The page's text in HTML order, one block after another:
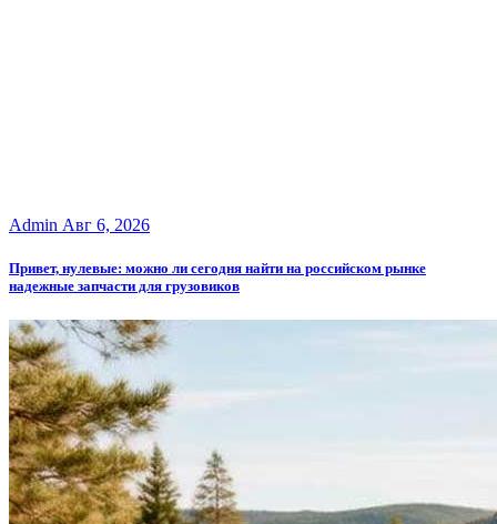
Admin Авг 6, 2026
Привет, нулевые: можно ли сегодня найти на российском рынке
надежные запчасти для грузовиков